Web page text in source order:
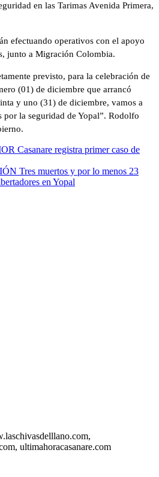
en las Tarimas Avenida Primera,
efectuando operativos con el apoyo
junto a Migración Colombia.
previsto, para la celebración de
(01) de diciembre que arrancó
y uno (31) de diciembre, vamos a
por la seguridad de Yopal”. Rodolfo
Casanare registra primer caso de
Tres muertos y por lo menos 23
en Yopal
ultimahoracasanare.com